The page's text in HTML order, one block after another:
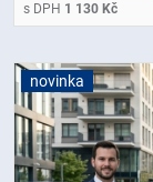
s DPH 1 130 Kč
novinka